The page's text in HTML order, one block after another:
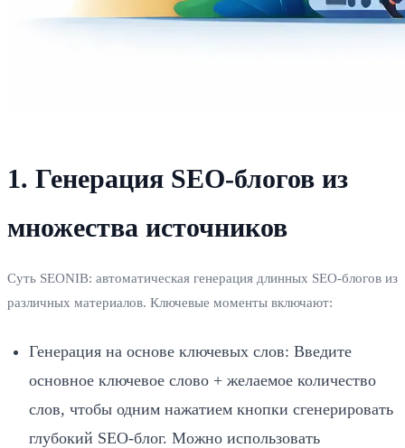
1. Генерация SEO-блогов из
множества источников
Суть SEONIB: автоматическая генерация длинных SEO-блогов из
различных материалов. Ключевые моменты включают:
Генерация на основе ключевых слов: Введите
основное ключевое слово + желаемое количество
слов, чтобы одним нажатием кнопки сгенерировать
глубокий SEO-блог. Можно использовать